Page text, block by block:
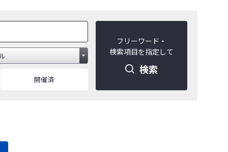
開催済
フリーワード・
検索項目を指定して
検索